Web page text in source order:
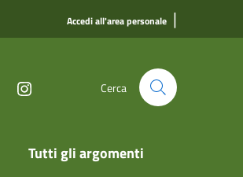
Accedi all'area personale |
Cerca
Tutti gli argomenti